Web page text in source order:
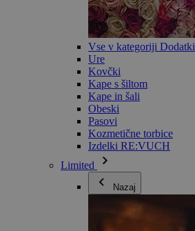
Vse v kategoriji Dodatki
Ure
Kovčki
Kape s šiltom
Kape in šali
Obeski
Pasovi
Kozmetične torbice
Izdelki RE:VUCH
Limited
Nazaj